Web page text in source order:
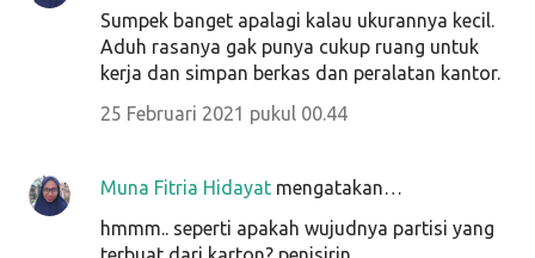
Sumpek banget apalagi kalau ukurannya kecil.
Aduh rasanya gak punya cukup ruang untuk
kerja dan simpan berkas dan peralatan kantor.
25 Februari 2021 pukul 00.44
Muna Fitria Hidayat mengatakan…
hmmm.. seperti apakah wujudnya partisi yang